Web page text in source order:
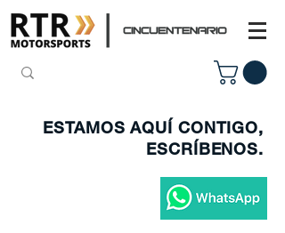
ESTAMOS AQUÍ CONTIGO,
ESCRÍBENOS.